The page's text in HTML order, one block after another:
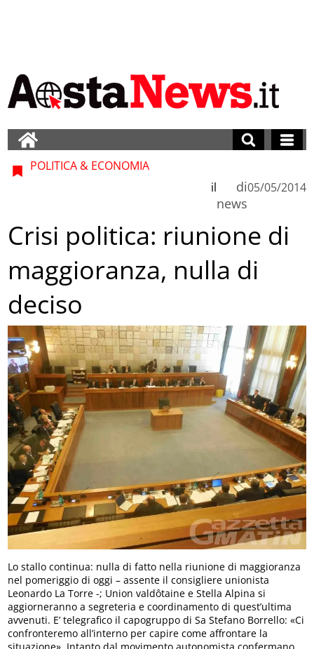
POLITICA & ECONOMIA
di
news
il 05/05/2014
Crisi politica: riunione di
maggioranza, nulla di
deciso
Lo stallo continua: nulla di fatto nella riunione di maggioranza
nel pomeriggio di oggi – assente il consigliere unionista
Leonardo La Torre -; Union valdôtaine e Stella Alpina si
aggiorneranno a segreteria e coordinamento di quest’ultima
avvenuti. E’ telegrafico il capogruppo di Sa Stefano Borrello: «Ci
confronteremo all’interno per capire come affrontare la
situazione». Intanto dal movimento autonomista confermano